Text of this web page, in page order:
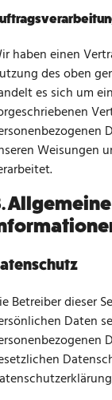
haben einen
des oben
es sich um
Weisungen
Betreiber dieser
Daten